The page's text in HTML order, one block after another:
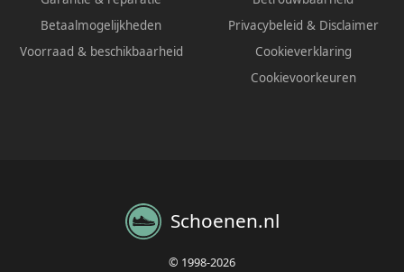
Betaalmogelijkheden
Voorraad & beschikbaarheid
Privacybeleid & Disclaimer
Cookieverklaring
Cookievoorkeuren
Schoenen.nl
© 1998-2026